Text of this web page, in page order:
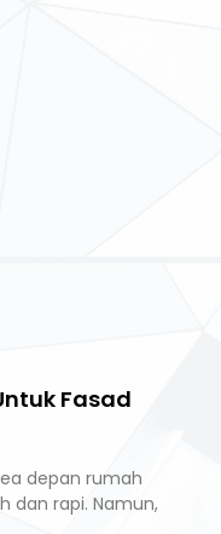
Fasad
depan rumah
dan rapi. Namun,